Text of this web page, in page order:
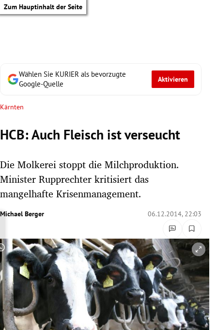
Zum Hauptinhalt der Seite
Untermenü
Untermenü
Untermenü
Untermenü
Wählen Sie KURIER als bevorzugte
Google-Quelle
Aktivieren
Kärnten
HCB: Auch Fleisch ist verseucht
Die Molkerei stoppt die Milchproduktion.
Minister Rupprechter kritisiert das
mangelhafte Krisenmanagement.
Michael Berger 06.12.2014, 22:03
Copyright-Hinweis öffnen/schließen